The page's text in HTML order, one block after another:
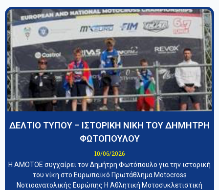
ΔΕΛΤΙΟ ΤΥΠΟΥ – ΙΣΤΟΡΙΚΗ ΝΙΚΗ ΤΟΥ ΔΗΜΗΤΡΗ
ΦΩΤΟΠΟΥΛΟΥ
10/06/2026
Η ΑΜΟΤΟΕ συγχαίρει τον Δημήτρη Φωτόπουλο για την ιστορική
του νίκη στο Ευρωπαϊκό Πρωτάθλημα Motocross
Νοτιοανατολικής Ευρώπης Η Αθλητική Μοτοσυκλετιστική